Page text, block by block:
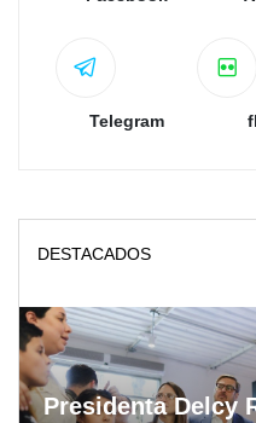
Telegram
DESTACADOS
Presidenta Delcy